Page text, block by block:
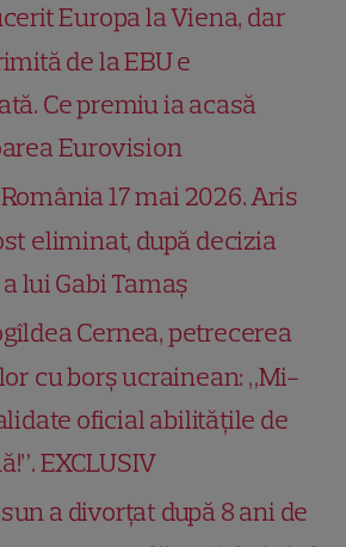
Europa la Viena, dar
de la EBU e
Ce premiu ia acasă
Eurovision
17 mai 2026. Aris
eliminat, după decizia
lui Gabi Tamaș
Cernea, petrecerea
cu borș ucrainean: „Mi-
oficial abilitățile de
EXCLUSIV
a divorțat după 8 ani de